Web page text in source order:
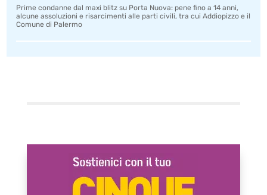
Prime condanne dal maxi blitz su Porta Nuova: pene fino a 14 anni,
alcune assoluzioni e risarcimenti alle parti civili, tra cui Addiopizzo e il
Comune di Palermo